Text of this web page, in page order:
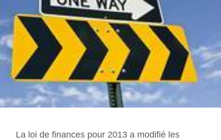
La loi de finances pour 2013 a modifié les